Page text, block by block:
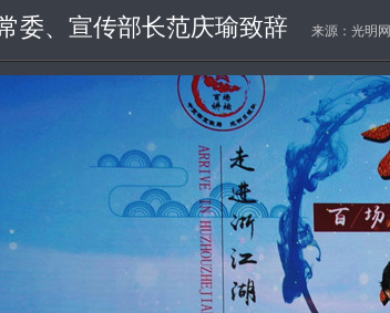
委、宣传部长范庆瑜致辞 来源： 光明网